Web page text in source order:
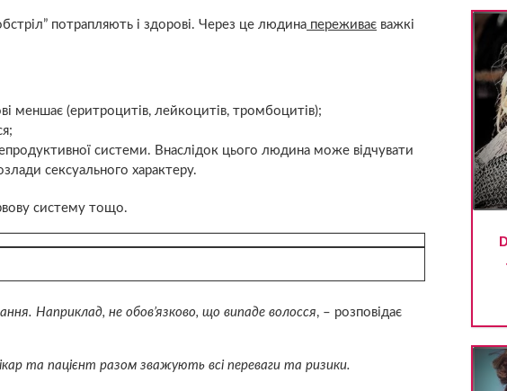
потрапляють і здорові. Через це людина переживає важкі
меншає (еритроцитів, лейкоцитів, тромбоцитів);
системи. Внаслідок цього людина може відчувати
сексуального характеру.
систему тощо.
Наприклад, не обов’язково, що випаде волосся, – розповідає
та пацієнт разом зважують всі переваги та ризики.